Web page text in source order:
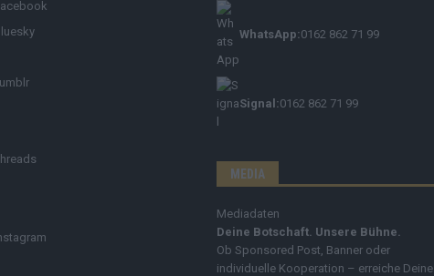
WhatsApp:0162 862 71 99
Signal:0162 862 71 99
MEDIA
Mediadaten
Deine Botschaft. Unsere Bühne.
Ob Sponsored Post, Banner oder
individuelle Kooperation – erreiche Deine